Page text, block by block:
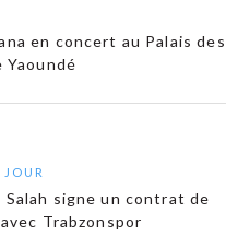
en concert au Palais des
Yaoundé
Salah signe un contrat de
Trabzonspor